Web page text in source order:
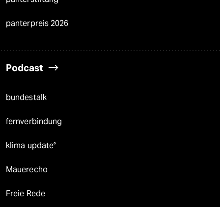
panterpreis 2026
Podcast
bundestalk
fernverbindung
klima update°
Mauerecho
Freie Rede